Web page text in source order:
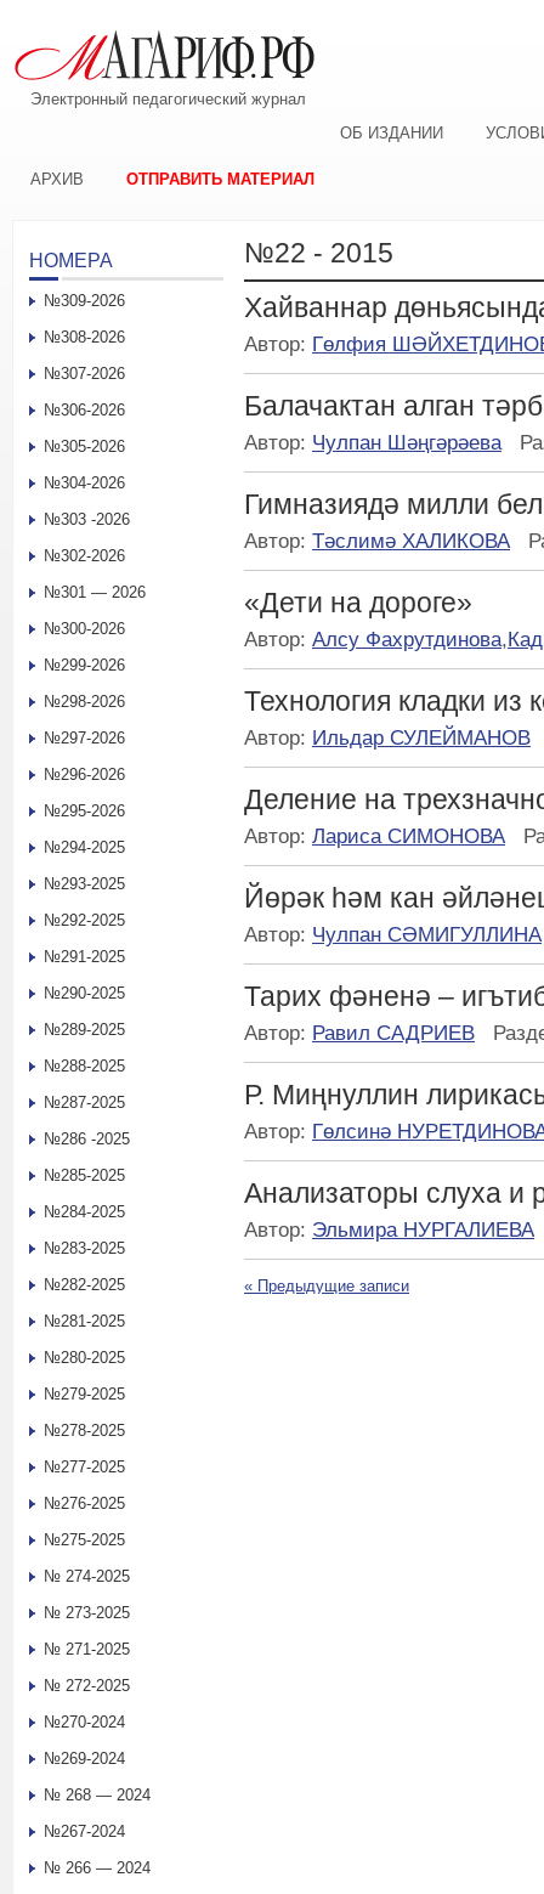
Электронный педагогический журнал
ОБ ИЗДАНИИ
АРХИВ ОТПРАВИТЬ МАТЕРИАЛ
№22 - 2015
Хайваннар
Автор: Гөлфия
Балачактан алган
Автор: Чулпан Шәңгәрәева
Гимназиядә милли
Автор: Тәслимә ХАЛИКОВА
«Дети на дороге»
Автор: Алсу Фахрутдинова,
Технология кладки из
Автор: Ильдар СУЛЕЙМАНОВ
Деление на
Автор: Лариса СИМОНОВА
Йөрәк һәм кан
Автор: Чулпан СӘМИГУЛЛИНА
Тарих фәненә –
Автор: Равил САДРИЕВ
Р. Миңнуллин
Автор: Гөлсинә
Анализаторы слуха и
Автор: Эльмира НУРГАЛИЕВА
« Предыдущие записи
НОМЕРА
№309-2026
№308-2026
№307-2026
№306-2026
№305-2026
№304-2026
№303 -2026
№302-2026
№301 — 2026
№300-2026
№299-2026
№298-2026
№297-2026
№296-2026
№295-2026
№294-2025
№293-2025
№292-2025
№291-2025
№290-2025
№289-2025
№288-2025
№287-2025
№286 -2025
№285-2025
№284-2025
№283-2025
№282-2025
№281-2025
№280-2025
№279-2025
№278-2025
№277-2025
№276-2025
№275-2025
№ 274-2025
№ 273-2025
№ 271-2025
№ 272-2025
№270-2024
№269-2024
№ 268 — 2024
№267-2024
№ 266 — 2024